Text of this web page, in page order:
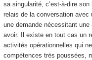
sa singularité, c’est-à-dire
relais de la conversation
une demande nécessitant
avoir. Il existe en tout cas un
activités opérationnelles qui
compétences très poussées,